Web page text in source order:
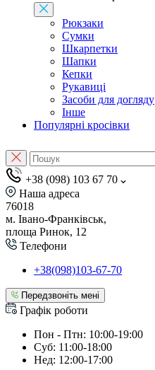
Рюкзаки
Сумки
Шкарпетки
Шапки
Кепки
Рукавиці
Засоби для догляду
Інше
Популярні кросівки
+38 (098) 103 67 70
Наша адреса
76018
м. Івано-Франківськ,
площа Ринок, 12
Телефони
+38(098)103-67-70
Передзвоніть мені
Графік роботи
Пон - Птн: 10:00-19:00
Суб: 11:00-18:00
Нед: 12:00-17:00